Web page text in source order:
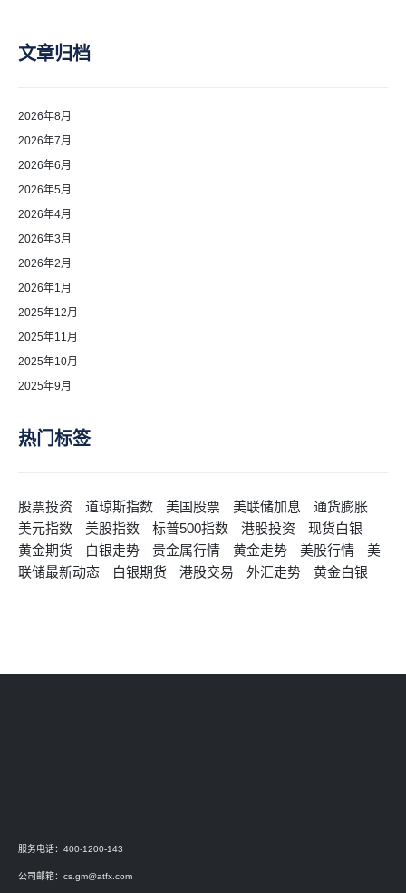
文章归档
2026年8月
2026年7月
2026年6月
2026年5月
2026年4月
2026年3月
2026年2月
2026年1月
2025年12月
2025年11月
2025年10月
2025年9月
热门标签
股票投资 道琼斯指数 美国股票 美联储加息
通货膨胀
美元指数
美股指数 标普500指数 港股投资
现货白银
黄金期货
白银走势 贵金属行情 黄金走势 美股行情
美
联储最新动态
白银期货 港股交易 外汇走势 黄金白银
服务电话：400-1200-143
公司邮箱： cs.gm@atfx.com